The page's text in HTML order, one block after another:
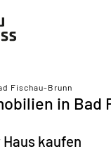
Fischau-Brunn
in Bad
kaufen